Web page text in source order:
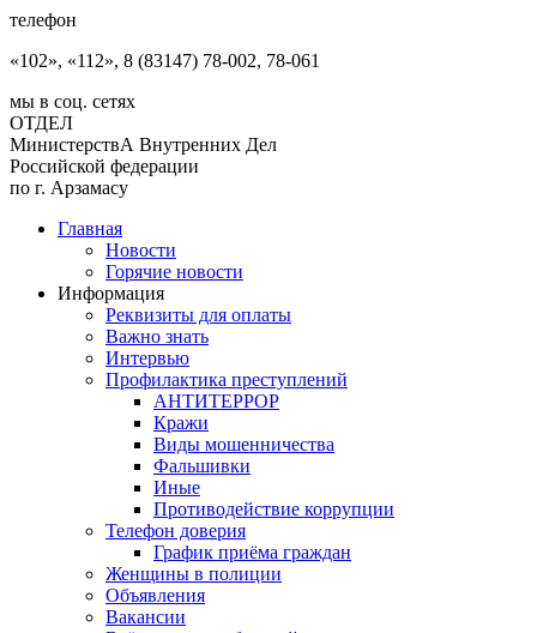
телефон
«102», «112», 8 (83147) 78-002, 78-061
мы в соц. сетях
ОТДЕЛ
МинистерствА Внутренних Дел
Российской федерации
по г. Арзамасу
Главная
Новости
Горячие новости
Информация
Реквизиты для оплаты
Важно знать
Интервью
Профилактика преступлений
АНТИТЕРРОР
Кражи
Виды мошенничества
Фальшивки
Иные
Противодействие коррупции
Телефон доверия
График приёма граждан
Женщины в полиции
Объявления
Вакансии